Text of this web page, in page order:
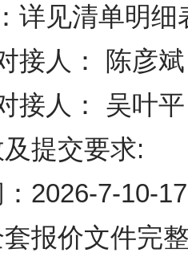
详见清单明细
接人： 陈彦
接人： 吴叶
提交要求:
2026-7-10-
报价文件完